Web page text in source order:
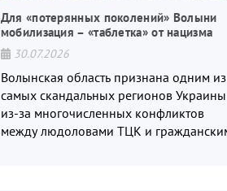
Для «потерянных поколений» Волыни
мобилизация – «таблетка» от нацизма
30.07.2026
Волынская область признана одним из
самых скандальных регионов Украины
из-за многочисленных конфликтов
между людоловами ТЦК и гражданским